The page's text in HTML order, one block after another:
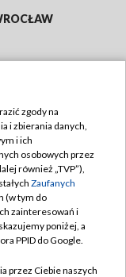
zgody na
i zbierania danych,
i ich
osobowych przez
również „TVP”),
Zaufanych
(w tym do
zainteresowań i
poniżej, a
PPID do Google.
przez Ciebie naszych